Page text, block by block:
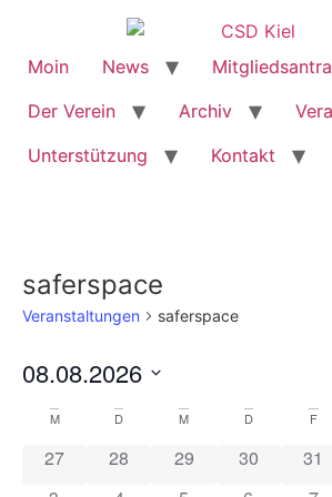
Moin News
Der Verein
Archiv
Unterstützung
Kontakt
saferspace
Veranstaltungen saferspace
08.08.2026
wählen.
Kalender
von
M D M D F
0 Veranstaltungen
27 0 Veranstaltungen
28 0 Veranstaltungen
29 0
30 0
31